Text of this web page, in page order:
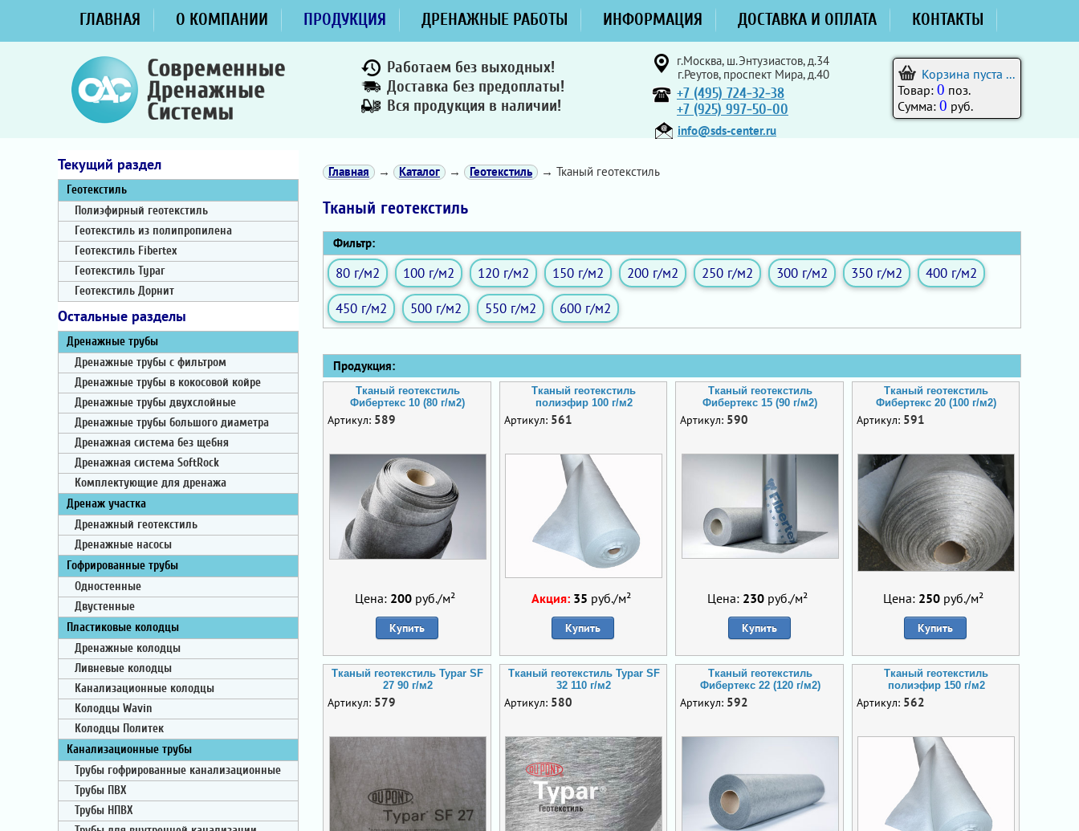
ГЛАВНАЯ О КОМПАНИИ ПРОДУКЦИЯ ДРЕНАЖНЫЕ РАБОТЫ ИНФОРМАЦИЯ ДОСТАВКА И ОПЛАТА КОНТАКТЫ
Работаем без выходных!
Доставка без предоплаты!
Вся продукция в наличии!
г.Москва, ш.Энтузиастов, д.34
г.Реутов, проспект Мира, д.40
+7 (495) 724-32-38
+7 (925) 997-50-00
info@sds-center.ru
Корзина пуста ...
Товар: 0 поз.
Сумма: 0 руб.
Текущий раздел
Геотекстиль
Полиэфирный геотекстиль
Геотекстиль из полипропилена
Геотекстиль Fibertex
Геотекстиль Typar
Геотекстиль Дорнит
Остальные разделы
Дренажные трубы
Дренажные трубы с фильтром
Дренажные трубы в кокосовой койре
Дренажные трубы двухслойные
Дренажные трубы большого диаметра
Дренажная система без щебня
Дренажная система SoftRock
Комплектующие для дренажа
Дренаж участка
Дренажный геотекстиль
Дренажные насосы
Гофрированные трубы
Одностенные
Двустенные
Пластиковые колодцы
Дренажные колодцы
Ливневые колодцы
Канализационные колодцы
Колодцы Wavin
Колодцы Политек
Канализационные трубы
Трубы гофрированные канализационные
Трубы ПВХ
Трубы НПВХ
Главная → Каталог → Геотекстиль → Тканый геотекстиль
Тканый геотекстиль
Фильтр:
80 г/м2 100 г/м2 120 г/м2 150 г/м2 200 г/м2 250 г/м2 300 г/м2 350 г/м2
400 г/м2
450 г/м2
500 г/м2 550 г/м2 600 г/м2
Продукция:
Тканый геотекстиль
Фибертекс 10 (80 г/м2)
Артикул: 589
Цена: 200руб./м²
Купить
Тканый геотекстиль
полиэфир 100 г/м2
Артикул: 561
Акция: 35 руб./м²
Купить
Тканый геотекстиль
Фибертекс 15 (90 г/м2)
Артикул: 590
Цена: 230руб./м²
Купить
Тканый геотекстиль
Фибертекс 20 (100 г/м2)
Артикул: 591
Цена: 250 руб./м²
Купить
Тканый геотекстиль Typar SF
27 90 г/м2
Артикул: 579
Тканый геотекстиль Typar SF
32 110 г/м2
Артикул: 580
Тканый геотекстиль
Фибертекс 22 (120 г/м2)
Артикул: 592
Тканый геотекстиль
полиэфир 150 г/м2
Артикул: 562